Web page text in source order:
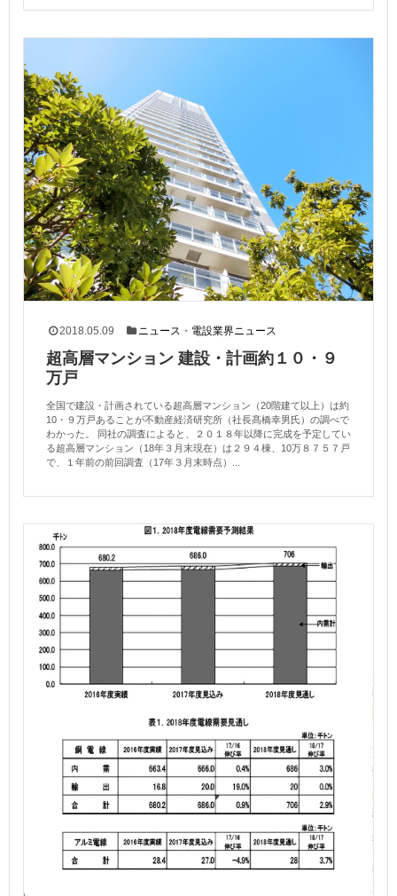
2018.05.09 ニュース ・ 電設業界ニュース
超高層マンション 建設・計画約１０・９
万戸
全国で建設・計画されている超高層マンション（20階建て以上）は約
10・９万戸あることが不動産経済研究所（社長髙橋幸男氏）の調べで
わかった。 同社の調査によると、２０１８年以降に完成を予定してい
る超高層マンション（18年３月末現在）は２９４棟、10万８７５７戸
で、１年前の前回調査（17年３月末時点）...